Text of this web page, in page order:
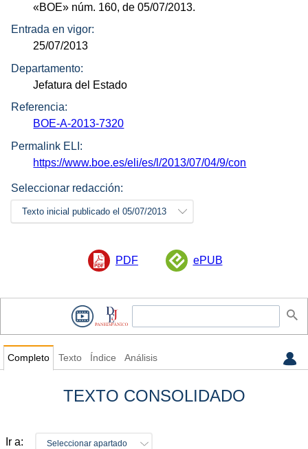
«BOE» núm. 160, de 05/07/2013.
Entrada en vigor:
25/07/2013
Departamento:
Jefatura del Estado
Referencia:
BOE-A-2013-7320
Permalink ELI:
https://www.boe.es/eli/es/l/2013/07/04/9/con
Seleccionar redacción:
Texto inicial publicado el 05/07/2013
PDF ePUB
Completo Texto Índice Análisis
TEXTO CONSOLIDADO
Ir a: Seleccionar apartado